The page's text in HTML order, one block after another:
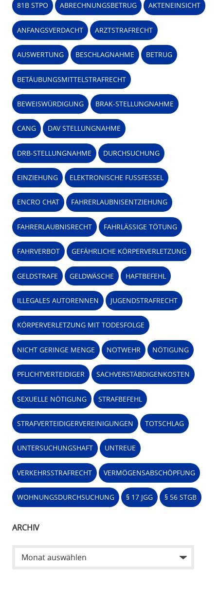
81B STPO ABRECHNUNGSBETRUG AKTENEINSICHT
ANFANGSVERDACHT ARZTSTRAFRECHT
AUSWERTUNG BESCHLAGNAHME BETRUG
BETÄUBUNGSMITTELSTRAFRECHT
BEWEISWÜRDIGUNG BRAK-STELLUNGNAHME
CANG DAV STELLUNGNAHME
DRB-STELLUNGNAHME DURCHSUCHUNG
EINZIEHUNG ELEKTRONISCHE FUSSFESSEL
ENCRO CHAT FAHRERLAUBNISENTZIEHUNG
FAHRERLAUBNISRECHT FAHRLÄSSIGE TÖTUNG
FAHRVERBOT GEFÄHRLICHE KÖRPERVERLETZUNG
GELDSTRAFE GELDWÄSCHE HAFTBEFEHL
ILLEGALES AUTORENNEN JUGENDSTRAFRECHT
KÖRPERVERLETZUNG MIT TODESFOLGE
NICHT GERINGE MENGE NOTWEHR NÖTIGUNG
PFLICHTVERTEIDIGER SACHVERSTÄBDIGENKOSTEN
SEXUELLE NÖTIGUNG STRAFBEFEHL
STRAFVERTEIDIGERVEREINIGUNGEN TOTSCHLAG
UNTERSUCHUNGSHAFT UNTREUE
VERKEHRSSTRAFRECHT VERMÖGENSABSCHÖPFUNG
WOHNUNGSDURCHSUCHUNG § 17 JGG § 56 STGB
ARCHIV